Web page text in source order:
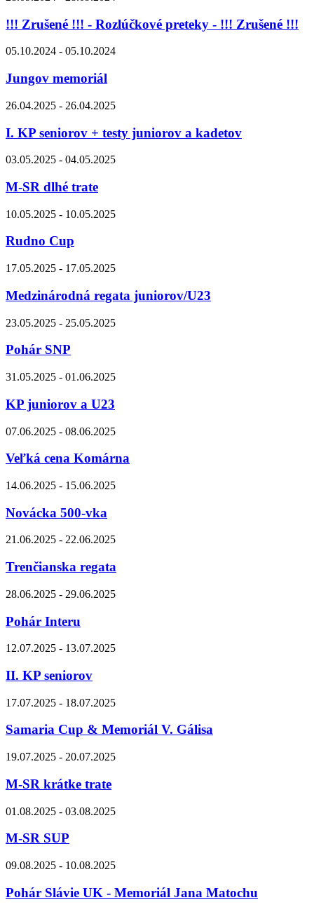
!!! Zrušené !!! - Rozlúčkové preteky - !!! Zrušené !!!
05.10.2024 - 05.10.2024
Jungov memoriál
26.04.2025 - 26.04.2025
I. KP seniorov + testy juniorov a kadetov
03.05.2025 - 04.05.2025
M-SR dlhé trate
10.05.2025 - 10.05.2025
Rudno Cup
17.05.2025 - 17.05.2025
Medzinárodná regata juniorov/U23
23.05.2025 - 25.05.2025
Pohár SNP
31.05.2025 - 01.06.2025
KP juniorov a U23
07.06.2025 - 08.06.2025
Veľká cena Komárna
14.06.2025 - 15.06.2025
Novácka 500-vka
21.06.2025 - 22.06.2025
Trenčianska regata
28.06.2025 - 29.06.2025
Pohár Interu
12.07.2025 - 13.07.2025
II. KP seniorov
17.07.2025 - 18.07.2025
Samaria Cup & Memoriál V. Gálisa
19.07.2025 - 20.07.2025
M-SR krátke trate
01.08.2025 - 03.08.2025
M-SR SUP
09.08.2025 - 10.08.2025
Pohár Slávie UK - Memoriál Jana Matochu